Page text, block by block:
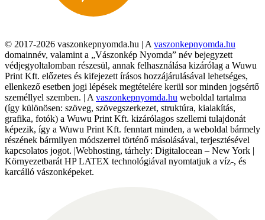
© 2017-2026 vaszonkepnyomda.hu | A vaszonkepnyomda.hu
domainnév, valamint a „Vászonkép Nyomda” név bejegyzett
védjegyoltalomban részesül, annak felhasználása kizárólag a Wuwu
Print Kft. előzetes és kifejezett írásos hozzájárulásával lehetséges,
ellenkező esetben jogi lépések megtételére kerül sor minden jogsértő
személlyel szemben. | A vaszonkepnyomda.hu weboldal tartalma
(így különösen: szöveg, szövegszerkezet, struktúra, kialakítás,
grafika, fotók) a Wuwu Print Kft. kizárólagos szellemi tulajdonát
képezik, így a Wuwu Print Kft. fenntart minden, a weboldal bármely
részének bármilyen módszerrel történő másolásával, terjesztésével
kapcsolatos jogot. |Webhosting, tárhely: Digitalocean – New York |
Környezetbarát HP LATEX technológiával nyomtatjuk a víz-, és
karcálló vászonképeket.